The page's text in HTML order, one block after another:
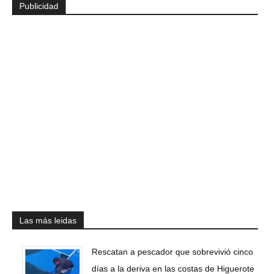
Publicidad
Las más leidas
Rescatan a pescador que sobrevivió cinco
días a la deriva en las costas de Higuerote